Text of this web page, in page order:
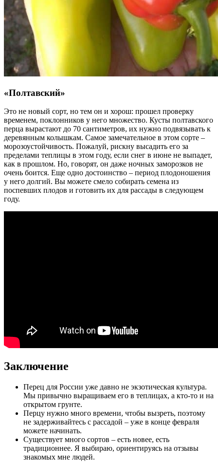
«Полтавский»
Это не новый сорт, но тем он и хорош: прошел проверку
временем, поклонников у него множество. Кусты полтавского
перца вырастают до 70 сантиметров, их нужно подвязывать к
деревянным колышкам. Самое замечательное в этом сорте –
морозоустойчивость. Пожалуй, рискну высадить его за
пределами теплицы в этом году, если снег в июне не выпадет,
как в прошлом. Но, говорят, он даже ночных заморозков не
очень боится. Еще одно достоинство – период плодоношения
у него долгий. Вы можете смело собирать семена из
поспевших плодов и готовить их для рассады в следующем
году.
Заключение
Перец для России уже давно не экзотическая культура.
Мы привычно выращиваем его в теплицах, а кто-то и на
открытом грунте.
Перцу нужно много времени, чтобы вызреть, поэтому
не задерживайтесь с рассадой – уже в конце февраля
можете начинать.
Существует много сортов – есть новее, есть
традиционнее. Я выбираю, ориентируясь на отзывы
знакомых мне людей.